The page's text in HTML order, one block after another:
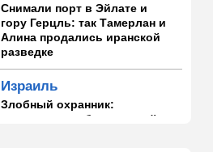
Снимали порт в Эйлате и
гору Герцль: так Тамерлан и
Алина продались иранской
разведке
Израиль
Злобный охранник:
арестован араб, лупивший